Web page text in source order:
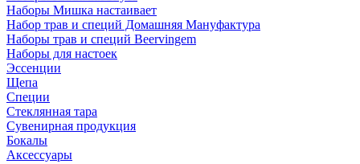
Наборы Мишка настаивает
Набор трав и специй Домашняя Мануфактура
Наборы трав и специй Beervingem
Наборы для настоек
Эссенции
Щепа
Специи
Стеклянная тара
Сувенирная продукция
Бокалы
Аксессуары